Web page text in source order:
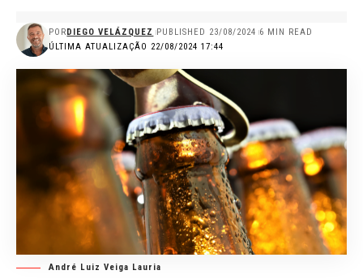
ÚLTIMA ATUALIZAÇÃO 22/08/2024 17:44
PORDIEGO VELÁZQUEZ PUBLISHED 23/08/2024 6 MIN READ
André Luiz Veiga Lauria